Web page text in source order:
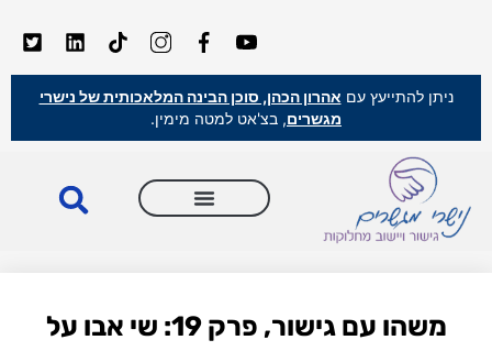
ניתן להתייעץ עם אהרון הכהן, סוכן הבינה המלאכותית של נישרי
מגשרים, בצ'אט למטה מימין.
משהו עם גישור, פרק 19: שי אבו על